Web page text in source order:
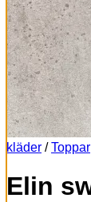
kläder / Toppar
Elin